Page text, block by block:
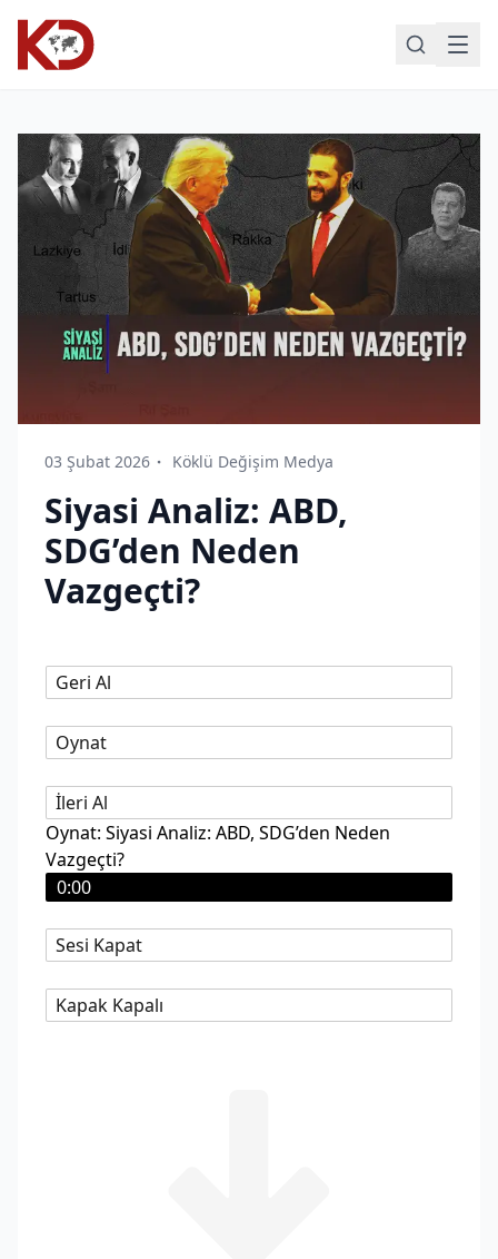
03 Şubat 2026 Köklü Değişim Medya
Siyasi Analiz: ABD,
SDG’den Neden
Vazgeçti?
Geri Al
Oynat
İleri Al
Oynat: Siyasi Analiz: ABD, SDG’den Neden
Vazgeçti?
0:00
Sesi Kapat
Kapak Kapalı